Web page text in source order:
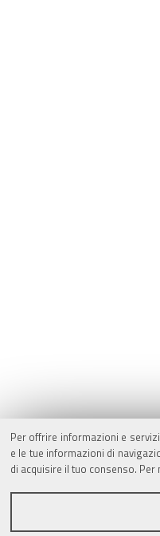
Per offrire informazioni e
e le tue informazioni di
di acquisire il tuo consenso.